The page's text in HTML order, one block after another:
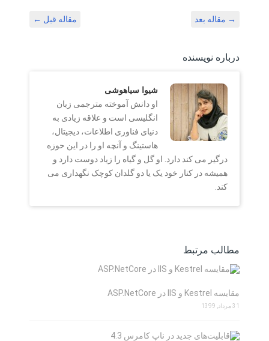
مقاله قبل ← → مقاله بعد
درباره نویسنده
شیوا سیاهوشی
او دانش آموخته مترجمی زبان
انگلیسی است و علاقه زیادی به
دنیای فناوری اطلاعات، دیجیتال،
هاستینگ و آنچه او را در این حوزه
درگیر می کند دارد. او گل و گیاه را زیاد دوست دارد و
همیشه در کنار خود یک یا دو گلدان کوچک نگهداری می
کند.
مطالب مرتبط
مقایسه Kestrel و IIS در ASP.NetCore
31 مرداد, 1399